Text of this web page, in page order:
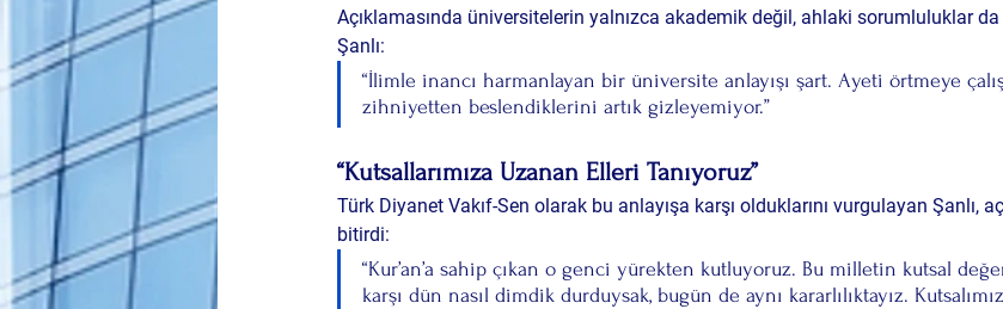
Açıklamasında üniversitelerin yalnızca akademik değil, ahlaki sorumluluklar da
Şanlı:
“İlimle inancı harmanlayan bir üniversite anlayışı şart. Ayeti örtmeye
zihniyetten beslendiklerini artık gizleyemiyor.”
“Kutsallarımıza Uzanan Elleri Tanıyoruz”
Türk Diyanet Vakıf-Sen olarak bu anlayışa karşı olduklarını vurgulayan Şanlı,
bitirdi:
“Kur’an’a sahip çıkan o genci yürekten kutluyoruz. Bu milletin kutsal
karşı dün nasıl dimdik durduysak, bugün de aynı kararlılıktayız.